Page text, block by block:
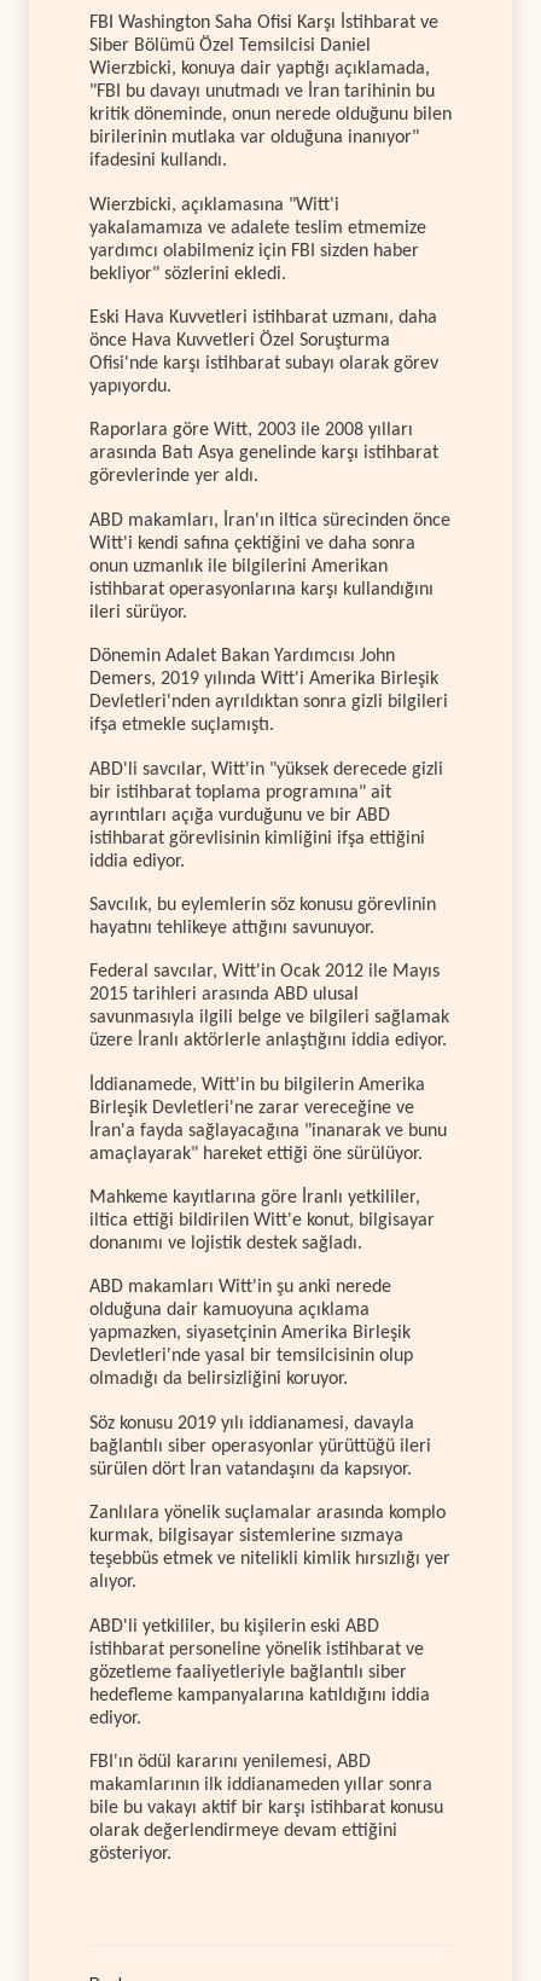
FBI Washington Saha Ofisi Karşı İstihbarat ve
Siber Bölümü Özel Temsilcisi Daniel
Wierzbicki, konuya dair yaptığı açıklamada,
"FBI bu davayı unutmadı ve İran tarihinin bu
kritik döneminde, onun nerede olduğunu bilen
birilerinin mutlaka var olduğuna inanıyor"
ifadesini kullandı.
Wierzbicki, açıklamasına "Witt'i
yakalamamıza ve adalete teslim etmemize
yardımcı olabilmeniz için FBI sizden haber
bekliyor" sözlerini ekledi.
Eski Hava Kuvvetleri istihbarat uzmanı, daha
önce Hava Kuvvetleri Özel Soruşturma
Ofisi'nde karşı istihbarat subayı olarak görev
yapıyordu.
Raporlara göre Witt, 2003 ile 2008 yılları
arasında Batı Asya genelinde karşı istihbarat
görevlerinde yer aldı.
ABD makamları, İran'ın iltica sürecinden önce
Witt'i kendi safına çektiğini ve daha sonra
onun uzmanlık ile bilgilerini Amerikan
istihbarat operasyonlarına karşı kullandığını
ileri sürüyor.
Dönemin Adalet Bakan Yardımcısı John
Demers, 2019 yılında Witt'i Amerika Birleşik
Devletleri'nden ayrıldıktan sonra gizli bilgileri
ifşa etmekle suçlamıştı.
ABD'li savcılar, Witt'in "yüksek derecede gizli
bir istihbarat toplama programına" ait
ayrıntıları açığa vurduğunu ve bir ABD
istihbarat görevlisinin kimliğini ifşa ettiğini
iddia ediyor.
Savcılık, bu eylemlerin söz konusu görevlinin
hayatını tehlikeye attığını savunuyor.
Federal savcılar, Witt'in Ocak 2012 ile Mayıs
2015 tarihleri arasında ABD ulusal
savunmasıyla ilgili belge ve bilgileri sağlamak
üzere İranlı aktörlerle anlaştığını iddia ediyor.
İddianamede, Witt'in bu bilgilerin Amerika
Birleşik Devletleri'ne zarar vereceğine ve
İran'a fayda sağlayacağına "inanarak ve bunu
amaçlayarak" hareket ettiği öne sürülüyor.
Mahkeme kayıtlarına göre İranlı yetkililer,
iltica ettiği bildirilen Witt'e konut, bilgisayar
donanımı ve lojistik destek sağladı.
ABD makamları Witt'in şu anki nerede
olduğuna dair kamuoyuna açıklama
yapmazken, siyasetçinin Amerika Birleşik
Devletleri'nde yasal bir temsilcisinin olup
olmadığı da belirsizliğini koruyor.
Söz konusu 2019 yılı iddianamesi, davayla
bağlantılı siber operasyonlar yürüttüğü ileri
sürülen dört İran vatandaşını da kapsıyor.
Zanlılara yönelik suçlamalar arasında komplo
kurmak, bilgisayar sistemlerine sızmaya
teşebbüs etmek ve nitelikli kimlik hırsızlığı yer
alıyor.
ABD'li yetkililer, bu kişilerin eski ABD
istihbarat personeline yönelik istihbarat ve
gözetleme faaliyetleriyle bağlantılı siber
hedefleme kampanyalarına katıldığını iddia
ediyor.
FBI'ın ödül kararını yenilemesi, ABD
makamlarının ilk iddianameden yıllar sonra
bile bu vakayı aktif bir karşı istihbarat konusu
olarak değerlendirmeye devam ettiğini
gösteriyor.